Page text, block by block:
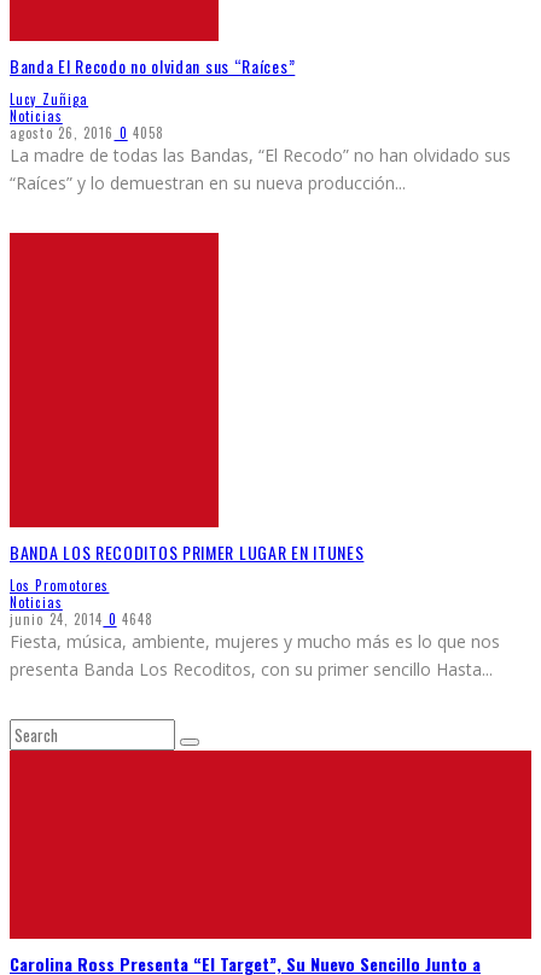
Banda El Recodo no olvidan sus “Raíces”
Lucy Zuñiga
Noticias
agosto 26, 2016
La madre de todas las Bandas, “El Recodo” no han olvidado sus
“Raíces” y lo demuestran en su nueva producción...
BANDA LOS RECODITOS PRIMER LUGAR EN ITUNES
Los Promotores
Noticias
junio 24, 20140
Fiesta, música, ambiente, mujeres y mucho más es lo que nos
presenta Banda Los Recoditos, con su primer sencillo Hasta...
Carolina Ross Presenta “El Target”, Su Nuevo Sencillo Junto a
Denise Gutiérrez